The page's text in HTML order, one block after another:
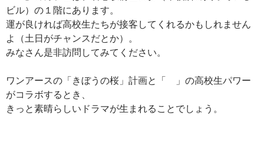
ビル）の１階にあります。
運が良ければ高校生たちが接客してくれるかもしれません
よ（土日がチャンスだとか）。
みなさん是非訪問してみてください。
ワンアースの「きぼうの桜」計画と「 」の高校生パワー
がコラボするとき、
きっと素晴らしいドラマが生まれることでしょう。